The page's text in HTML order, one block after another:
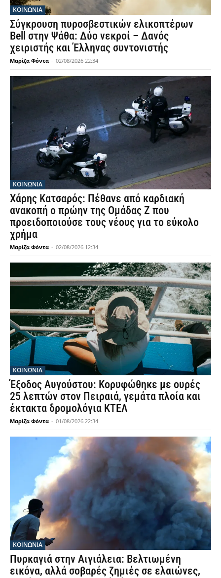
ΚΟΙΝΩΝΙΑ
Σύγκρουση πυροσβεστικών ελικοπτέρων
Bell στην Ψάθα: Δύο νεκροί – Δανός
χειριστής και Έλληνας συντονιστής
Μαρίζα Φόντα - 02/08/2026 22:34
ΚΟΙΝΩΝΙΑ
Χάρης Κατσαρός: Πέθανε από καρδιακή
ανακοπή ο πρώην της Ομάδας Ζ που
προειδοποιούσε τους νέους για το εύκολο
χρήμα
Μαρίζα Φόντα - 02/08/2026 12:34
ΚΟΙΝΩΝΙΑ
Έξοδος Αυγούστου: Κορυφώθηκε με ουρές
25 λεπτών στον Πειραιά, γεμάτα πλοία και
έκτακτα δρομολόγια ΚΤΕΛ
Μαρίζα Φόντα - 01/08/2026 22:34
ΚΟΙΝΩΝΙΑ
Πυρκαγιά στην Αιγιάλεια: Βελτιωμένη
εικόνα, αλλά σοβαρές ζημιές σε ελαιώνες,